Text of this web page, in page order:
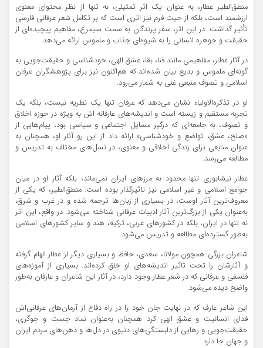
منطق‌الطیر عطار، به عنوان یک اثر تمثیلی، نه تنها از نظر محتوای معنوی
ارزشمند است، بلکه از حیث فرم نیز اثری است که بر تکامل شعر عرفانی فارسی
تأثیر گذاشت. در این اثر، سفر پرندگان به سمت سیمرغ، مفاهیم پیچیده‌ای از
حقیقت و جوهره‌ انسانی را به شیوه‌ای جذاب و ملموس ارائه می‌دهد.
در آثار عطار، مفاهیمی مانند فنا، بقا، عشق الهی، خودشناسی و حقیقت‌جویی به
گونه‌ای ملموس و بدیع بیان شده‌اند که هم‌اکنون نیز برای پژوهشگران عرفان
اسلامی و تصوف منبعی غنی به شمار می‌رود.
او در تذکره‌الاولیاء نشان می‌دهد که عرفان تنها یک نظریه نیست، بلکه یک
تجربه مستقیم و زیسته است و اندیشه‌های عارفانه اش به ویژه در حوزه اخلاق
و تصوف، به جامعه‌ای که درگیر مسایل اجتماعی و سیاسی بود، پیام‌هایی از
«صلح، عشق، تواضع و خودشناسی» ارائه داد از این رو آثار او، همچنان به
عنوان منابعی برای زندگی اخلاقی و معنوی، در نسل‌های مختلف به تدریس و
مطالعه می‌رسد.
عطار نیشابوری تنها محدود به مرزهای ایران نمی‌ماند، بلکه آثار او در میان
جوامع اسلامی و غیر اسلامی نیز تاثیرگذار بوده است. منطق‌الطیر، که یکی از
معروف‌ترین آثار اوست، در بسیاری از زبان‌ها ترجمه شده و در غرب و شرق،
به‌عنوان یکی از بزرگ‌ترین آثار ادبیات عرفانی شناخته می‌شود. در واقع، این اثر
نه تنها در ایران، بلکه در کشورهای عربی، ترکیه، هند و سایر کشورهای اسلامی
به‌طور گسترده‌ای مطالعه و تدریس می‌شود.
شاعران بزرگی همچون مولانا، سعدی، حافظ و بسیاری دیگر از عطار الهام گرفته
و آثارشان را تحت تاثیر اندیشه‌های او خلق کرده‌اند. بسیاری از آموزه‌های
فلسفی و عرفانی که در شعر عطار وجود دارد، در آثار این شاعران و عارفان به‌طور
واضح دیده می‌شود.
این شاعر عارف که در نهایت جان خود را در راه دفاع از آرمان‌های عرفانی‌اش
فدای انسانیت و عشق الهی کرد همچنان به‌عنوان نماد جست و جوگری،
حقیقت‌جویی و رهایی از دلبستگی‌های دنیوی در دل‌ها و ذهن‌های مردم ایران
و جهان جا دارد.